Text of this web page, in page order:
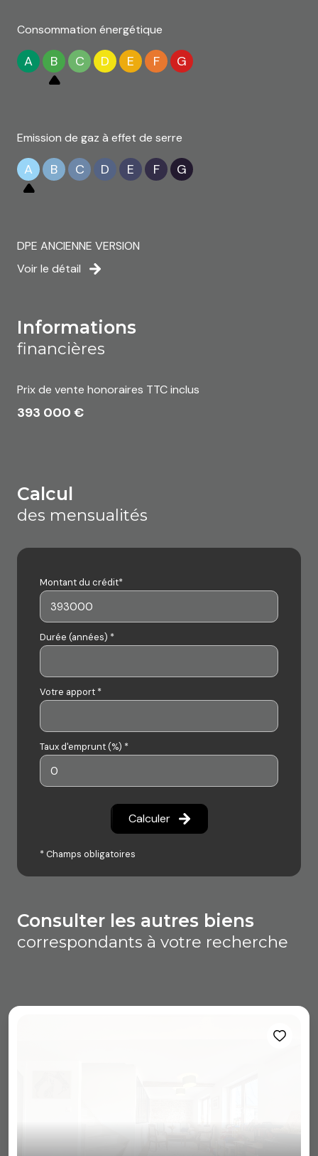
Consommation énergétique
A B C D E F G
Emission de gaz à effet de serre
A B C D E F G
DPE ANCIENNE VERSION
Voir le détail
informations
financières
Prix de vente honoraires TTC inclus
393 000 €
calcul
des mensualités
Montant du crédit*
Durée (années) *
Votre apport *
Taux d'emprunt (%) *
Calculer
* Champs obligatoires
consulter les autres biens
correspondants à votre recherche